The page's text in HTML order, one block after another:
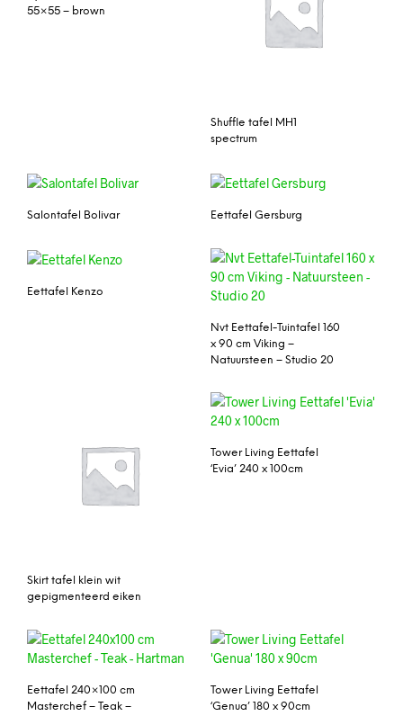
55×55 – brown
Shuffle tafel MH1
spectrum
Salontafel Bolivar Eettafel Gersburg
Eettafel Kenzo
Nvt Eettafel-Tuintafel 160
x 90 cm Viking –
Natuursteen – Studio 20
Skirt tafel klein wit
gepigmenteerd eiken
Tower Living Eettafel
‘Evia’ 240 x 100cm
Eettafel 240×100 cm
Masterchef – Teak –
Tower Living Eettafel
‘Genua’ 180 x 90cm